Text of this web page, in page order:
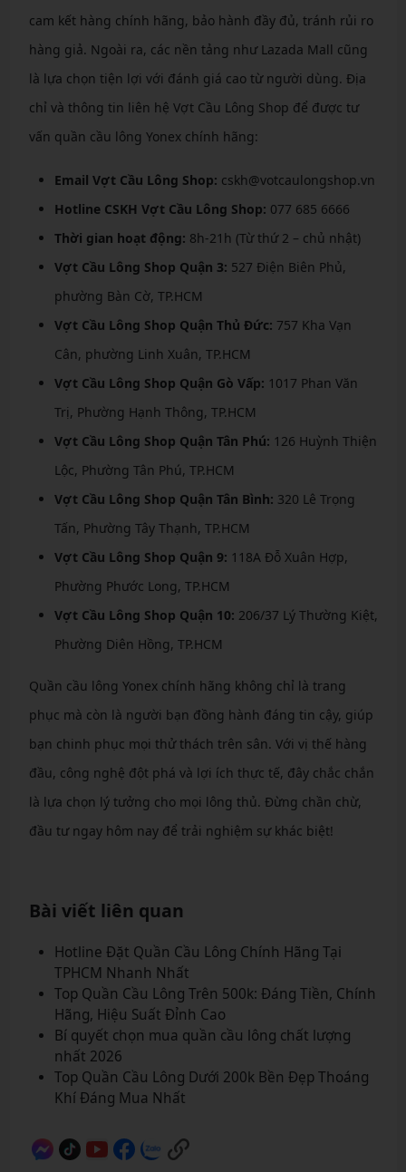
cam kết hàng chính hãng, bảo hành đầy đủ, tránh rủi ro
hàng giả. Ngoài ra, các nền tảng như Lazada Mall cũng
là lựa chọn tiện lợi với đánh giá cao từ người dùng. Địa
chỉ và thông tin liên hệ Vợt Cầu Lông Shop để được tư
vấn quần cầu lông Yonex chính hãng:
Email Vợt Cầu Lông Shop: cskh@votcaulongshop.vn
Hotline CSKH Vợt Cầu Lông Shop: 077 685 6666
Thời gian hoạt động: 8h-21h (Từ thứ 2 – chủ nhật)
Vợt Cầu Lông Shop Quận 3: 527 Điện Biên Phủ,
phường Bàn Cờ, TP.HCM
Vợt Cầu Lông Shop Quận Thủ Đức: 757 Kha Vạn
Cân, phường Linh Xuân, TP.HCM
Vợt Cầu Lông Shop Quận Gò Vấp: 1017 Phan Văn
Trị, Phường Hạnh Thông, TP.HCM
Vợt Cầu Lông Shop Quận Tân Phú: 126 Huỳnh Thiện
Lộc, Phường Tân Phú, TP.HCM
Vợt Cầu Lông Shop Quận Tân Bình: 320 Lê Trọng
Tấn, Phường Tây Thạnh, TP.HCM
Vợt Cầu Lông Shop Quận 9: 118A Đỗ Xuân Hợp,
Phường Phước Long, TP.HCM
Vợt Cầu Lông Shop Quận 10: 206/37 Lý Thường Kiệt,
Phường Diên Hồng, TP.HCM
Quần cầu lông Yonex chính hãng không chỉ là trang
phục mà còn là người bạn đồng hành đáng tin cậy, giúp
bạn chinh phục mọi thử thách trên sân. Với vị thế hàng
đầu, công nghệ đột phá và lợi ích thực tế, đây chắc chắn
là lựa chọn lý tưởng cho mọi lông thủ. Đừng chần chừ,
đầu tư ngay hôm nay để trải nghiệm sự khác biệt!
Bài viết liên quan
Hotline Đặt Quần Cầu Lông Chính Hãng Tại
TPHCM Nhanh Nhất
Top Quần Cầu Lông Trên 500k: Đáng Tiền, Chính
Hãng, Hiệu Suất Đỉnh Cao
Bí quyết chọn mua quần cầu lông chất lượng
nhất 2026
Top Quần Cầu Lông Dưới 200k Bền Đẹp Thoáng
Khí Đáng Mua Nhất